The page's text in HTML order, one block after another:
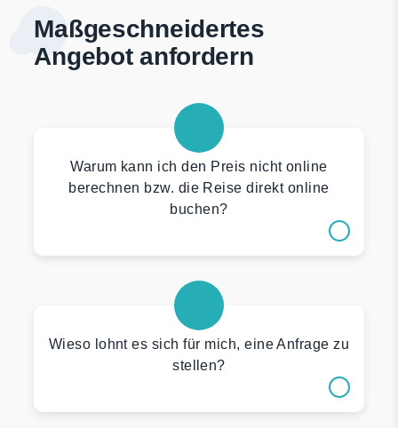
Maßgeschneidertes
Angebot anfordern
Warum kann ich den Preis nicht online
berechnen bzw. die Reise direkt online
buchen?
Wieso lohnt es sich für mich, eine Anfrage zu
stellen?